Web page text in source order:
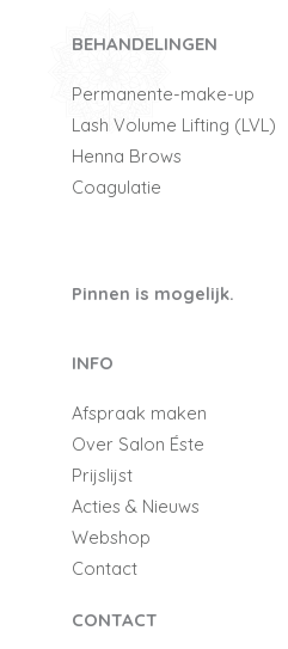
BEHANDELINGEN
Permanente-make-up
Lash Volume Lifting (LVL)
Henna Brows
Coagulatie
Pinnen is mogelijk.
INFO
Afspraak maken
Over Salon Éste
Prijslijst
Acties & Nieuws
Webshop
Contact
CONTACT